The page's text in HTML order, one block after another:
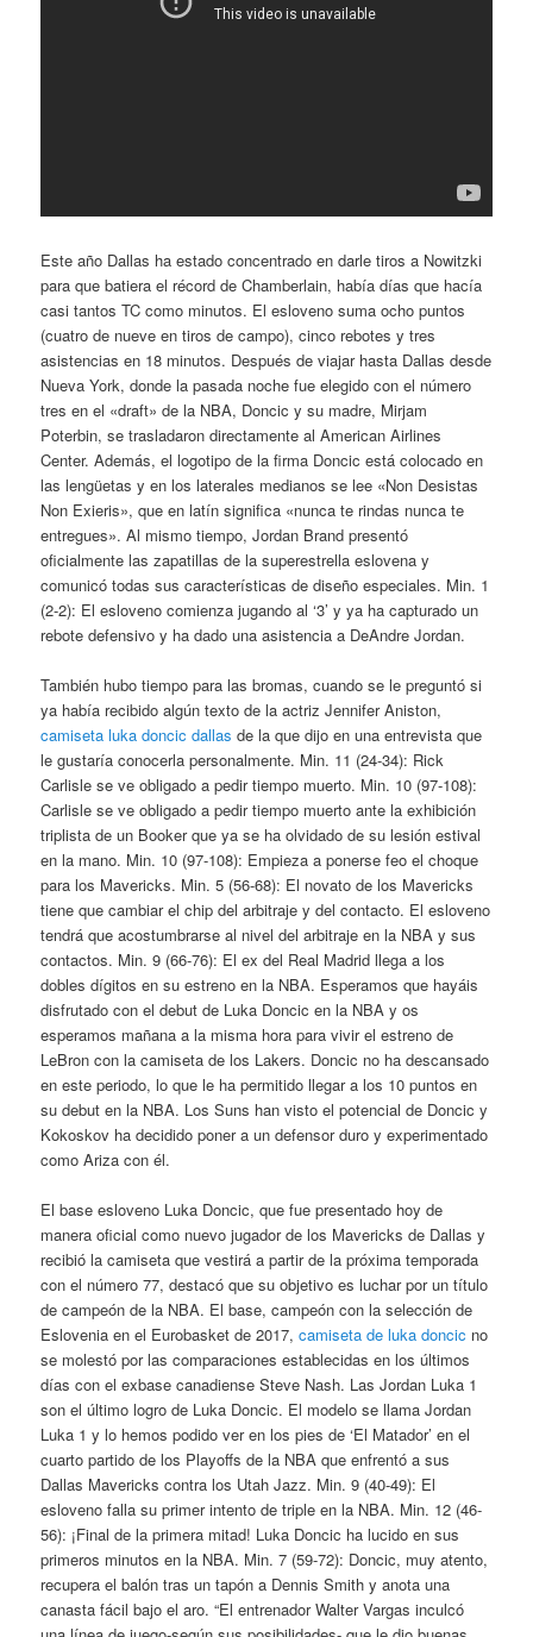
Este año Dallas ha estado concentrado en darle tiros a Nowitzki
para que batiera el récord de Chamberlain, había días que hacía
casi tantos TC como minutos. El esloveno suma ocho puntos
(cuatro de nueve en tiros de campo), cinco rebotes y tres
asistencias en 18 minutos. Después de viajar hasta Dallas desde
Nueva York, donde la pasada noche fue elegido con el número
tres en el «draft» de la NBA, Doncic y su madre, Mirjam
Poterbin, se trasladaron directamente al American Airlines
Center. Además, el logotipo de la firma Doncic está colocado en
las lengüetas y en los laterales medianos se lee «Non Desistas
Non Exieris», que en latín significa «nunca te rindas nunca te
entregues». Al mismo tiempo, Jordan Brand presentó
oficialmente las zapatillas de la superestrella eslovena y
comunicó todas sus características de diseño especiales. Min. 1
(2-2): El esloveno comienza jugando al ‘3’ y ya ha capturado un
rebote defensivo y ha dado una asistencia a DeAndre Jordan.
También hubo tiempo para las bromas, cuando se le preguntó si
ya había recibido algún texto de la actriz Jennifer Aniston,
camiseta luka doncic dallas de la que dijo en una entrevista que
le gustaría conocerla personalmente. Min. 11 (24-34): Rick
Carlisle se ve obligado a pedir tiempo muerto. Min. 10 (97-108):
Carlisle se ve obligado a pedir tiempo muerto ante la exhibición
triplista de un Booker que ya se ha olvidado de su lesión estival
en la mano. Min. 10 (97-108): Empieza a ponerse feo el choque
para los Mavericks. Min. 5 (56-68): El novato de los Mavericks
tiene que cambiar el chip del arbitraje y del contacto. El esloveno
tendrá que acostumbrarse al nivel del arbitraje en la NBA y sus
contactos. Min. 9 (66-76): El ex del Real Madrid llega a los
dobles dígitos en su estreno en la NBA. Esperamos que hayáis
disfrutado con el debut de Luka Doncic en la NBA y os
esperamos mañana a la misma hora para vivir el estreno de
LeBron con la camiseta de los Lakers. Doncic no ha descansado
en este periodo, lo que le ha permitido llegar a los 10 puntos en
su debut en la NBA. Los Suns han visto el potencial de Doncic y
Kokoskov ha decidido poner a un defensor duro y experimentado
como Ariza con él.
El base esloveno Luka Doncic, que fue presentado hoy de
manera oficial como nuevo jugador de los Mavericks de Dallas y
recibió la camiseta que vestirá a partir de la próxima temporada
con el número 77, destacó que su objetivo es luchar por un título
de campeón de la NBA. El base, campeón con la selección de
Eslovenia en el Eurobasket de 2017,camiseta de luka doncic no
se molestó por las comparaciones establecidas en los últimos
días con el exbase canadiense Steve Nash. Las Jordan Luka 1
son el último logro de Luka Doncic. El modelo se llama Jordan
Luka 1 y lo hemos podido ver en los pies de ‘El Matador’ en el
cuarto partido de los Playoffs de la NBA que enfrentó a sus
Dallas Mavericks contra los Utah Jazz. Min. 9 (40-49): El
esloveno falla su primer intento de triple en la NBA. Min. 12 (46-
56): ¡Final de la primera mitad! Luka Doncic ha lucido en sus
primeros minutos en la NBA. Min. 7 (59-72): Doncic, muy atento,
recupera el balón tras un tapón a Dennis Smith y anota una
canasta fácil bajo el aro. “El entrenador Walter Vargas inculcó